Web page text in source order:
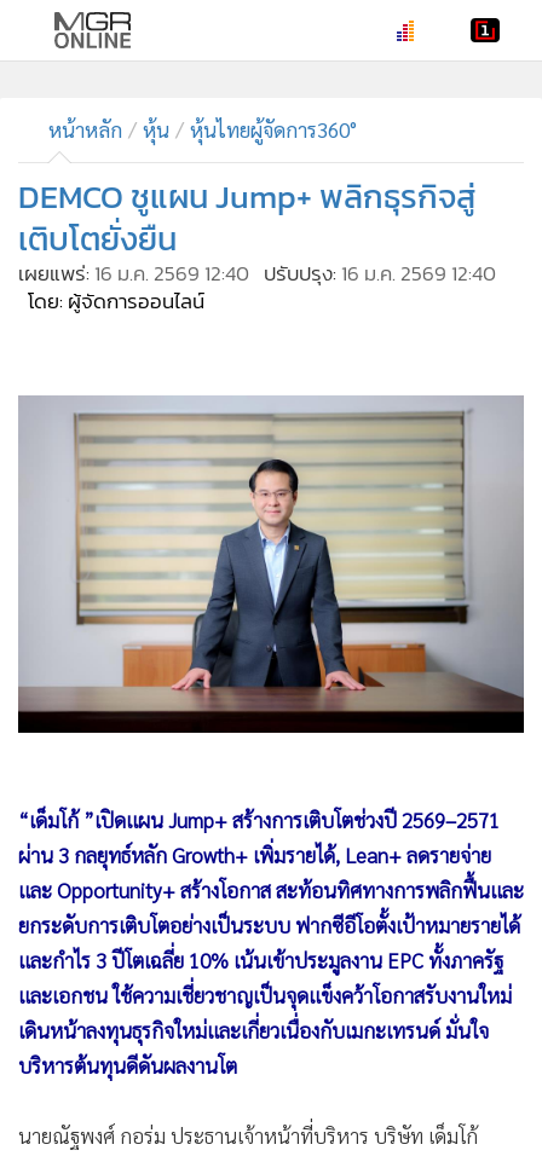
ทันเหตุการณ์
• ภาคใต้
• ภูมิภาค
• Online Section
• บันเทิง
ผู้จัดการรายวัน
• ละคร
CbizReview
Cyber BIZ
ผู้จัดกวน
Good health & Well-being
Green Innovation & SD
Management & HR
• Infographic
• การเมือง
กีฬา
ต่างประเทศ
• Special Scoop
• เศรษฐกิจ-ธุรกิจ
• จีน
• ชุมชน-คุณภาพชีวิต
• อาชญากรรม
• Motoring
• วิทยาศาสตร์
หน้าหลัก หุ้น หุ้นไทยผู้จัดการ360°
DEMCO ชูแผน Jump+ พลิกธุรกิจสู่
เติบโตยั่งยืน
เผยแพร่: 16 ม.ค. 2569 12:40 ปรับปรุง: 16 ม.ค. 2569 12:40
โดย: ผู้จัดการออนไลน์
“เด็มโก้ ”เปิดแผน Jump+ สร้างการเติบโตช่วงปี 2569–2571
ผ่าน 3 กลยุทธ์หลัก Growth+ เพิ่มรายได้, Lean+ ลดรายจ่าย
และ Opportunity+ สร้างโอกาส สะท้อนทิศทางการพลิกฟื้นและ
ยกระดับการเติบโตอย่างเป็นระบบ ฟากซีอีโอตั้งเป้าหมายรายได้
และกำไร 3 ปีโตเฉลี่ย 10% เน้นเข้าประมูลงาน EPC ทั้งภาครัฐ
และเอกชน ใช้ความเชี่ยวชาญเป็นจุดแข็งคว้าโอกาสรับงานใหม่
เดินหน้าลงทุนธุรกิจใหม่และเกี่ยวเนื่องกับเมกะเทรนด์ มั่นใจ
บริหารต้นทุนดีดันผลงานโต
นายณัฐพงศ์ กอร่ม ประธานเจ้าหน้าที่บริหาร บริษัท เด็มโก้